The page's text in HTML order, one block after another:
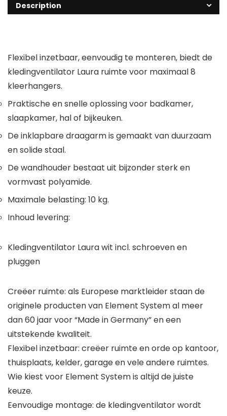
Description
Flexibel inzetbaar, eenvoudig te monteren, biedt de
kledingventilator Laura ruimte voor maximaal 8
kleerhangers.
Praktische en snelle oplossing voor badkamer,
slaapkamer, hal of bijkeuken.
De inklapbare draagarm is gemaakt van duurzaam
en solide staal.
De wandhouder bestaat uit bijzonder sterk en
vormvast polyamide.
Maximale belasting: 10 kg.
Inhoud levering:
Kledingventilator Laura wit incl. schroeven en
pluggen
Creëer ruimte: als Europese marktleider staan de
originele producten van Element System al meer
dan 60 jaar voor “Made in Germany” en een
uitstekende kwaliteit.
Flexibel inzetbaar: creëer ruimte en orde op kantoor,
thuisplaats, kelder, garage en vele andere ruimtes.
Wie kiest voor Element System is altijd de juiste
keuze.
Eenvoudige montage: de kledingventilator wordt